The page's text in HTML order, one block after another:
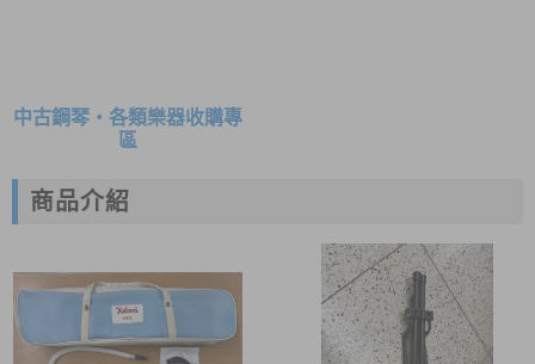
中古鋼琴・各類樂器收購專
區
商品介紹